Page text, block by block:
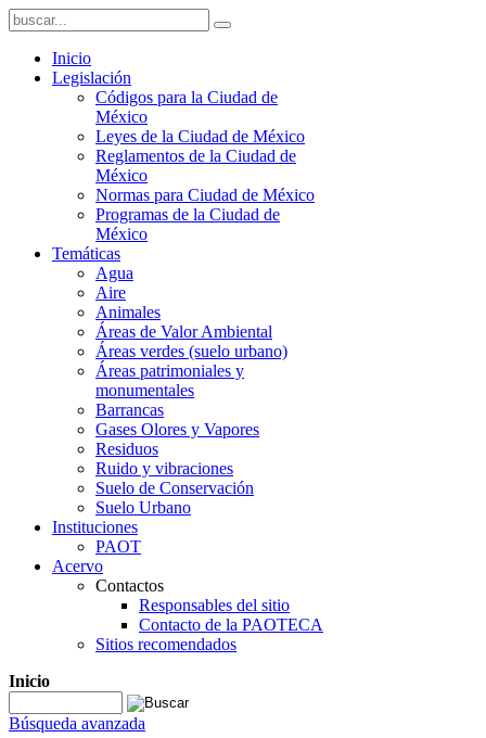
Inicio
Legislación
Códigos para la Ciudad de
México
Leyes de la Ciudad de México
Reglamentos de la Ciudad de
México
Normas para Ciudad de México
Programas de la Ciudad de
México
Temáticas
Agua
Aire
Animales
Áreas de Valor Ambiental
Áreas verdes (suelo urbano)
Áreas patrimoniales y
monumentales
Barrancas
Gases Olores y Vapores
Residuos
Ruido y vibraciones
Suelo de Conservación
Suelo Urbano
Instituciones
PAOT
Acervo
Contactos
Responsables del sitio
Contacto de la PAOTECA
Sitios recomendados
Inicio
Búsqueda avanzada